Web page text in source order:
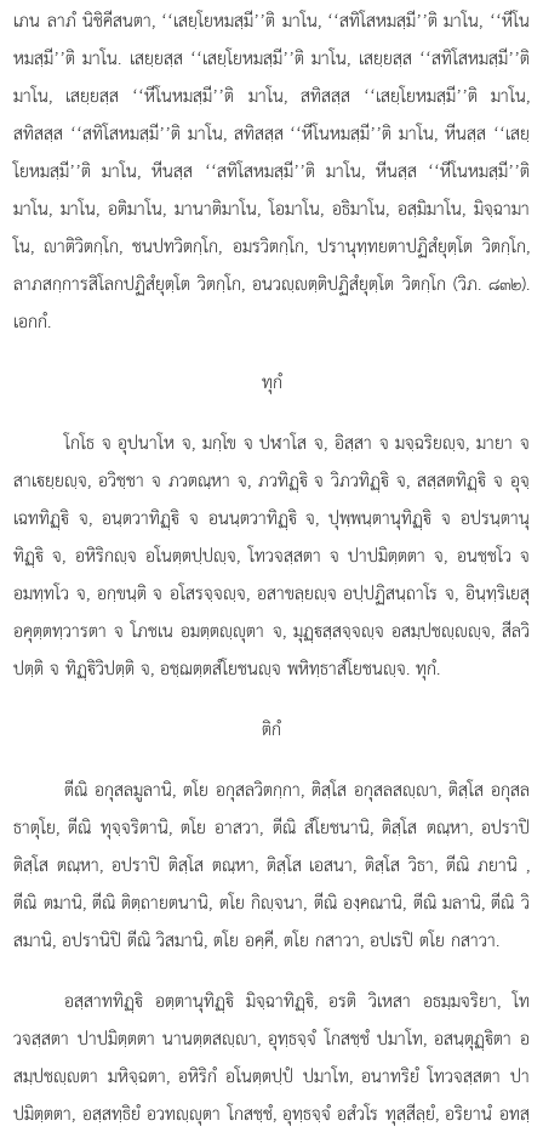
เภน ลาภํ นิชิคีสนตา, ‘‘เสยฺโยหมสฺมี’’ติ มาโน, ‘‘สทิโสหมสฺมี’’ติ มาโน, ‘‘หีโน
หมสฺมี’’ติ มาโน. เสยฺยสฺส ‘‘เสยฺโยหมสฺมี’’ติ มาโน, เสยฺยสฺส ‘‘สทิโสหมสฺมี’’ติ
มาโน, เสยฺยสฺส ‘‘หีโนหมสฺมี’’ติ มาโน, สทิสสฺส ‘‘เสยฺโยหมสฺมี’’ติ มาโน,
สทิสสฺส ‘‘สทิโสหมสฺมี’’ติ มาโน, สทิสสฺส ‘‘หีโนหมสฺมี’’ติ มาโน, หีนสฺส ‘‘เสยฺ
โยหมสฺมี’’ติ มาโน, หีนสฺส ‘‘สทิโสหมสฺมี’’ติ มาโน, หีนสฺส ‘‘หีโนหมสฺมี’’ติ
มาโน, มาโน, อติมาโน, มานาติมาโน, โอมาโน, อธิมาโน, อสฺมิมาโน, มิจฺฉามา
โน, าติวิตกฺโก, ชนปทวิตกฺโก, อมรวิตกฺโก, ปรานุทฺทยตาปฏิสํยุตฺโต วิตกฺโก,
ลาภสกฺการสิโลกปฏิสํยุตฺโต วิตกฺโก, อนวฺตฺติปฏิสํยุตฺโต วิตกฺโก (วิภ. ๘๓๒).
เอกกํ.
ทุกํ
โกโธ จ อุปนาโห จ, มกฺโข จ ปฬาโส จ, อิสฺสา จ มจฺฉริยฺจ, มายา จ
สาเยฺยฺจ, อวิชฺชา จ ภวตณฺหา จ, ภวทิฏฺิ จ วิภวทิฏฺิ จ, สสฺสตทิฏฺิ จ อุจฺ
เฉททิฏฺิ จ, อนฺตวาทิฏฺิ จ อนนฺตวาทิฏฺิ จ, ปุพฺพนฺตานุทิฏฺิ จ อปรนฺตานุ
ทิฏฺิ จ, อหิริกฺจ อโนตฺตปฺปฺจ, โทวจสฺสตา จ ปาปมิตฺตตา จ, อนชฺชโว จ
อมทฺทโว จ, อกฺขนฺติ จ อโสรจฺจฺจ, อสาขลฺยฺจ อปฺปฏิสนฺถาโร จ, อินฺทฺริเยสุ
อคุตฺตทฺวารตา จ โภชเน อมตฺตฺุตา จ, มุฏฺสฺสจฺจฺจ อสมฺปชฺฺจ, สีลวิ
ปตฺติ จ ทิฏฺิวิปตฺติ จ, อชฺฌตฺตสํโยชนฺจ พหิทฺธาสํโยชนฺจ. ทุกํ.
ติกํ
ตีณิ อกุสลมูลานิ, ตโย อกุสลวิตกฺกา, ติสฺโส อกุสลสฺา, ติสฺโส อกุสล
ธาตุโย, ตีณิ ทุจฺจริตานิ, ตโย อาสวา, ตีณิ สํโยชนานิ, ติสฺโส ตณฺหา, อปราปิ
ติสฺโส ตณฺหา, อปราปิ ติสฺโส ตณฺหา, ติสฺโส เอสนา, ติสฺโส วิธา, ตีณิ ภยานิ ,
ตีณิ ตมานิ, ตีณิ ติตฺถายตนานิ, ตโย กิฺจนา, ตีณิ องฺคณานิ, ตีณิ มลานิ, ตีณิ วิ
สมานิ, อปรานิปิ ตีณิ วิสมานิ, ตโย อคฺคี, ตโย กสาวา, อปเรปิ ตโย กสาวา.
อสฺสาททิฏฺิ อตฺตานุทิฏฺิ มิจฺฉาทิฏฺิ, อรติ วิเหสา อธมฺมจริยา, โท
วจสฺสตา ปาปมิตฺตตา นานตฺตสฺา, อุทฺธจฺจํ โกสชฺชํ ปมาโท, อสนฺตุฏฺิตา อ
สมฺปชฺตา มหิจฺฉตา, อหิริกํ อโนตฺตปฺปํ ปมาโท, อนาทริยํ โทวจสฺสตา ปา
ปมิตฺตตา, อสฺสทฺธิยํ อวทฺุตา โกสชฺชํ, อุทฺธจฺจํ อสํวโร ทุสฺสีลฺยํ, อริยานํ อทสฺ